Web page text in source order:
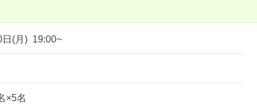
日(月) 19:00~
×5名